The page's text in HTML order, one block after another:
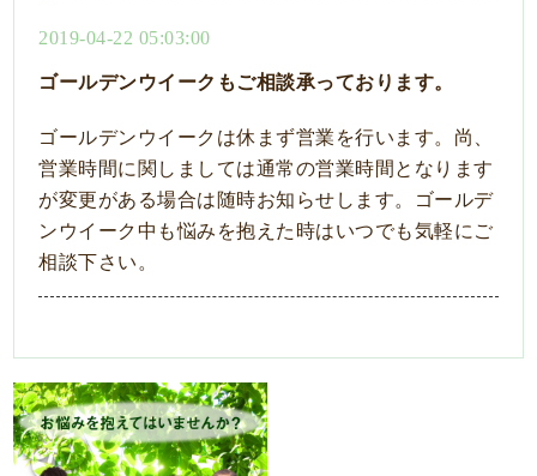
2019-04-22 05:03:00
ゴールデンウイークもご相談承っております。
ゴールデンウイークは休まず営業を行います。尚、
営業時間に関しましては通常の営業時間となります
が変更がある場合は随時お知らせします。ゴールデ
ンウイーク中も悩みを抱えた時はいつでも気軽にご
相談下さい。